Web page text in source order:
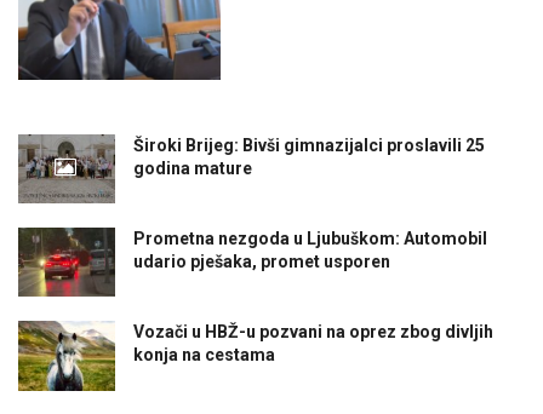
Široki Brijeg: Bivši gimnazijalci proslavili 25
godina mature
Prometna nezgoda u Ljubuškom: Automobil
udario pješaka, promet usporen
Vozači u HBŽ-u pozvani na oprez zbog divljih
konja na cestama